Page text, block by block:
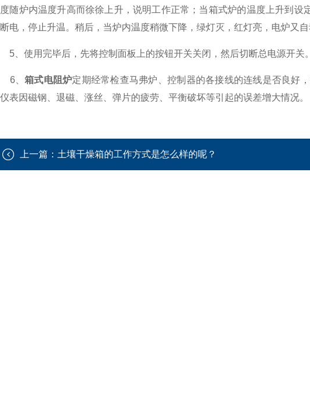
随炉内温度升高而徐徐上升，说明工作正常；当箱式炉的温度上升到设
电，停止升温。稍后，当炉内温度稍微下降，绿灯灭，红灯亮，电炉又
使用完毕后，先将控制面板上的按钮开关关闭，然后切断总电源开关。
、箱式电阻炉定期经常检查马弗炉、控制器的各接线的连线是否良好
表因磁钢、退磁、涨丝、弹片的疲劳、平衡破坏等引起的误差增大情况。
上一篇： 土壤干燥箱的工作方式是怎么样的呢？